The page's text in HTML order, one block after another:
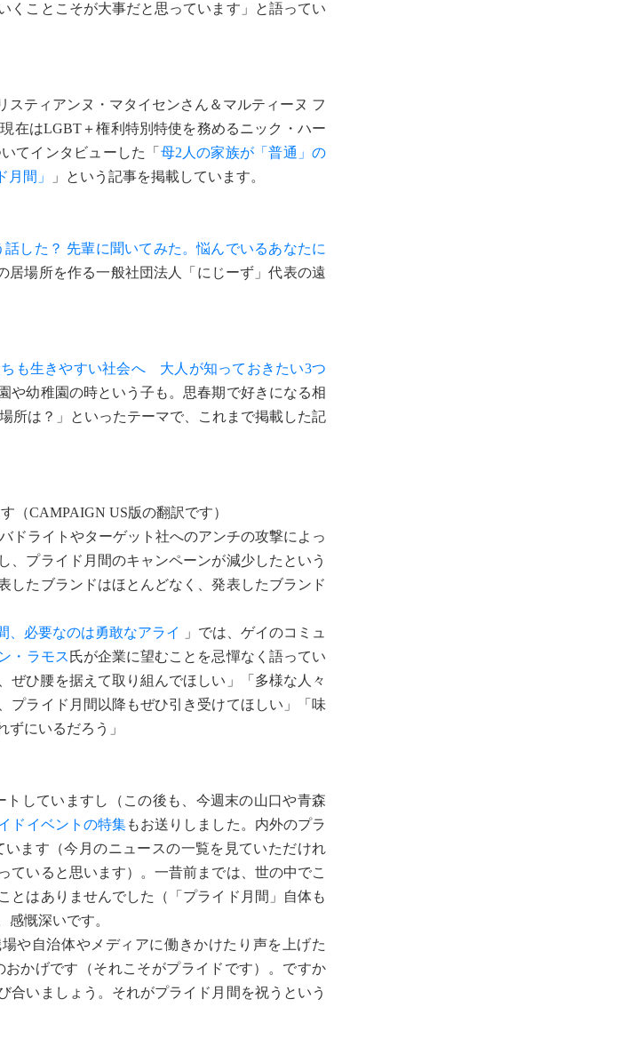
くことこそが大事だと思っています」と語ってい
ティアンヌ・マタイセンさん＆マルティーヌ フ
在はLGBT＋権利特別特使を務めるニック・ハー
てインタビューした「 母2人の家族が「普通」の
間」
」という記事を掲載しています。
した？ 先輩に聞いてみた。悩んでいるあなたに
居場所を作る一般社団法人「にじーず」代表の遠
も生きやすい社会へ 大人が知っておきたい3つ
や幼稚園の時という子も。思春期で好きになる相
所は？」といったテーマで、これまで掲載した記
CAMPAIGN US版の翻訳です）
ドライトやターゲット社へのアンチの攻撃によっ
、プライド月間のキャンペーンが減少したという
したブランドはほとんどなく、発表したブランド
、必要なのは勇敢なアライ
」では、ゲイのコミュ
・ラモス 氏が企業に望むことを忌憚なく語ってい
ぜひ腰を据えて取り組んでほしい」「多様な人々
プライド月間以降もぜひ引き受けてほしい」「味
にいるだろう」
トしていますし（この後も、今週末の山口や青森
ドイベントの特集もお送りしました。内外のプラ
ます（今月のニュースの一覧を見ていただけれ
ていると思います）。一昔前までは、世の中でこ
とはありませんでした（「プライド月間」自体も
慨深いです。
や自治体やメディアに働きかけたり声を上げた
かげです（それこそがプライドです）。ですか
合いましょう。それがプライド月間を祝うという